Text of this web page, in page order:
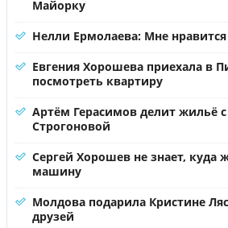
Майорку
Нелли Ермолаева: Мне
Евгения Хорошева приехала в
посмотреть квартиру
Артём Герасимов делит жильё
Строгоновой
Сергей Хорошев не знает, куда
машину
Молдова подарила Кристине
друзей